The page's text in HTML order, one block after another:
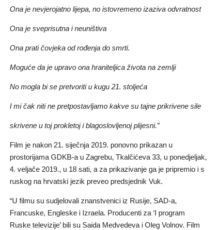
Ona je nevjerojatno lijepa, no istovremeno izaziva odvratnost
Ona je sveprisutna i neuništiva
Ona prati čovjeka od rođenja do smrti.
Moguće da je upravo ona hraniteljica života na zemlji
No mogla bi se pretvoriti u kugu 21. stoljeća
I mi čak niti ne pretpostavljamo kakve su tajne prikrivene sile
skrivene u toj prokletoj i blagoslovljenoj plijesni.”
Film je nakon 21. siječnja 2019. ponovno prikazan u
prostorijama GDKB-a u Zagrebu, Tkalčićeva 33, u ponedjeljak,
4. veljače 2019., u 18 sati, a za prikazivanje ga je pripremio i s
ruskog na hrvatski jezik preveo predsjednik Vuk.
“U filmu su sudjelovali znanstvenici iz Rusije, SAD-a,
Francuske, Engleske i Izraela. Producenti za ‘I program
Ruske televizije’ bili su Saida Medvedeva i Oleg Volnov. Film